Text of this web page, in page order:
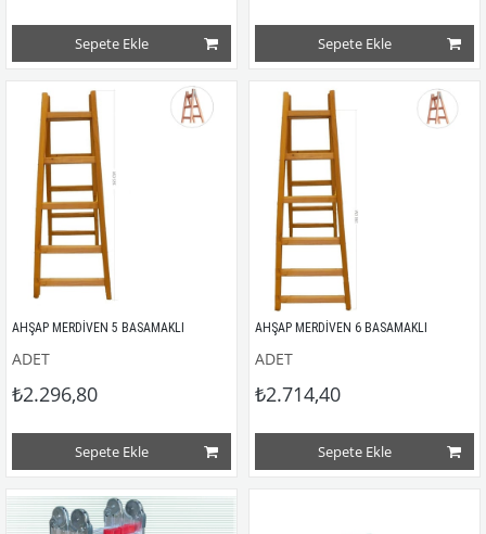
Sepete Ekle Sepete Ekle
AHŞAP MERDİVEN 5 BASAMAKLI
ADET
₺2.296,80
Sepete Ekle
AHŞAP MERDİVEN 6 BASAMAKLI
ADET
₺2.714,40
Sepete Ekle